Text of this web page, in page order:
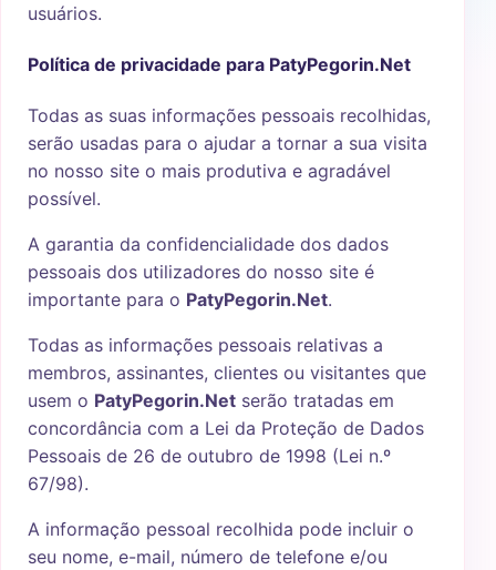
usuários.
Política de privacidade para PatyPegorin.Net
Todas as suas informações pessoais recolhidas,
serão usadas para o ajudar a tornar a sua visita
no nosso site o mais produtiva e agradável
possível.
A garantia da confidencialidade dos dados
pessoais dos utilizadores do nosso site é
importante para o PatyPegorin.Net.
Todas as informações pessoais relativas a
membros, assinantes, clientes ou visitantes que
usem o PatyPegorin.Net serão tratadas em
concordância com a Lei da Proteção de Dados
Pessoais de 26 de outubro de 1998 (Lei n.º
67/98).
A informação pessoal recolhida pode incluir o
seu nome, e-mail, número de telefone e/ou